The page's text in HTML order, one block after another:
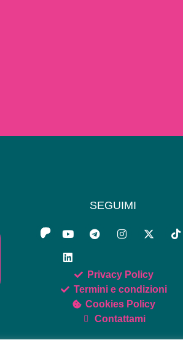
SEGUIMI
Privacy Policy
Termini e condizioni
Cookies Policy
Contattami